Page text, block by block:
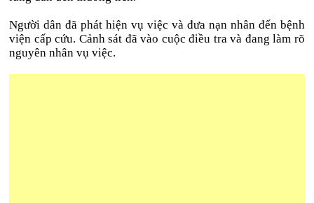
Người dân đã phát hiện vụ việc và đưa nạn nhân đến bệnh
viện cấp cứu. Cảnh sát đã vào cuộc điều tra và đang làm rõ
nguyên nhân vụ việc.